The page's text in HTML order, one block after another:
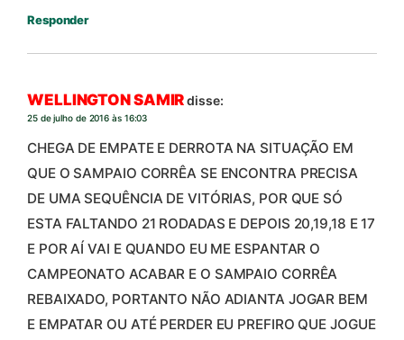
Responder
WELLINGTON SAMIRdisse:
25 de julho de 2016 às 16:03
CHEGA DE EMPATE E DERROTA NA SITUAÇÃO EM
QUE O SAMPAIO CORRÊA SE ENCONTRA PRECISA
DE UMA SEQUÊNCIA DE VITÓRIAS, POR QUE SÓ
ESTA FALTANDO 21 RODADAS E DEPOIS 20,19,18 E 17
E POR AÍ VAI E QUANDO EU ME ESPANTAR O
CAMPEONATO ACABAR E O SAMPAIO CORRÊA
REBAIXADO, PORTANTO NÃO ADIANTA JOGAR BEM
E EMPATAR OU ATÉ PERDER EU PREFIRO QUE JOGUE